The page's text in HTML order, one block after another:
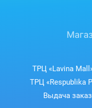
ТРЦ «Lavina
ТРЦ «Respublika
Выдача